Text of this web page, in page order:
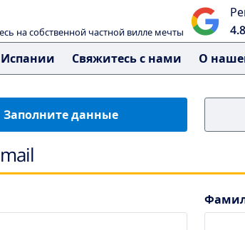
на собственной частной вилле мечты
4.8
Испании Свяжитесь с нами О
Заполните данные